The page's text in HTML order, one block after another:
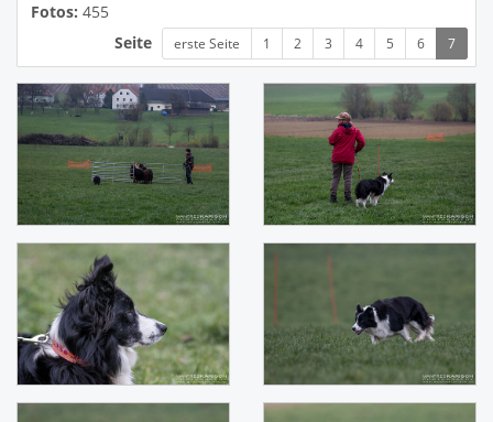
Fotos: 455
Seite
erste Seite 1 2 3 4 5 6 7